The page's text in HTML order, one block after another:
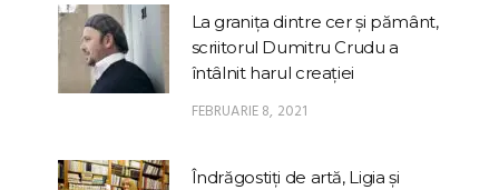
La granița dintre cer și pământ,
scriitorul Dumitru Crudu a
întâlnit harul creației
FEBRUARIE 8, 2021
Îndrăgostiți de artă, Ligia și